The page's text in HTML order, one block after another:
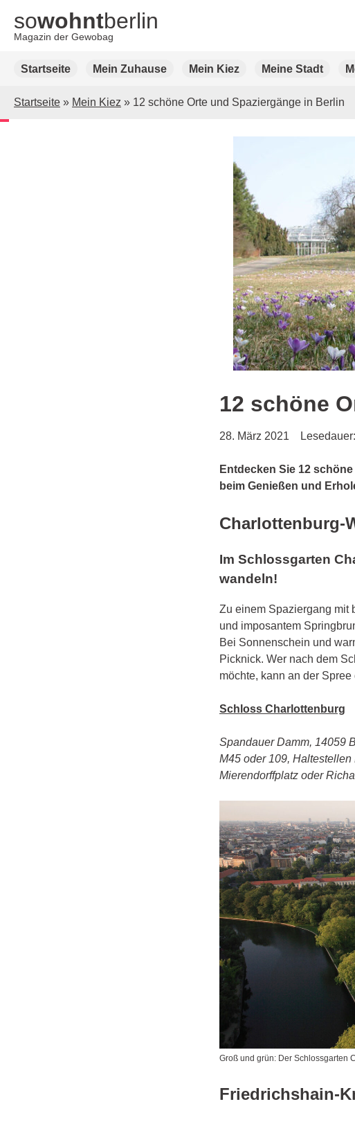
sowohntberlin
Magazin der Gewobag
Startseite Mein Zuhause Mein Kiez Meine Stadt
Startseite » Mein Kiez » 12 schöne Orte und Spaziergänge in Berlin
12 schöne
28. März 2021
Entdecken Sie 12
beim Genießen und
Charlottenburg-
Im Schlossgarten
wandeln!
Zu einem Spaziergang mit
und imposantem
Bei Sonnenschein und
Picknick. Wer nach dem
möchte, kann an der
Schloss Charlottenburg
Spandauer Damm, 14059
M45 oder 109,
Mierendorffplatz oder
Groß und grün: Der Schlossgarten
Friedrichshain-